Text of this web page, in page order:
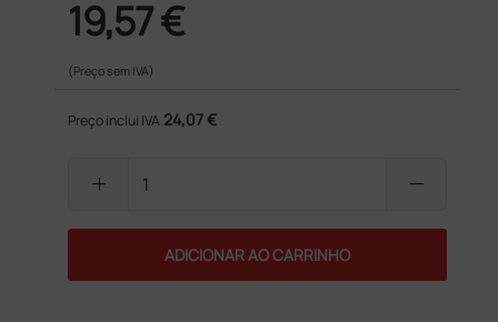
19,57 €
(Preço sem IVA)
Preço inclui IVA 24,07 €
add remove
ADICIONAR AO CARRINHO